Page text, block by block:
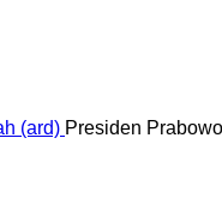
meraih
Presiden